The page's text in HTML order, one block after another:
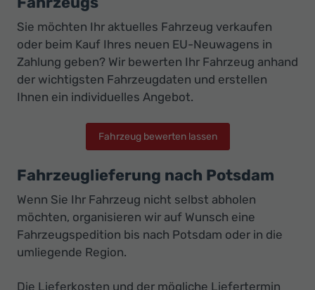
Sie möchten Ihr aktuelles Fahrzeug verkaufen
oder beim Kauf Ihres neuen EU-Neuwagens in
Zahlung geben? Wir bewerten Ihr Fahrzeug anhand
der wichtigsten Fahrzeugdaten und erstellen
Ihnen ein individuelles Angebot.
Fahrzeug bewerten lassen
Fahrzeuglieferung nach Potsdam
Wenn Sie Ihr Fahrzeug nicht selbst abholen
möchten, organisieren wir auf Wunsch eine
Fahrzeugspedition bis nach Potsdam oder in die
umliegende Region.
Die Lieferkosten und der mögliche Liefertermin